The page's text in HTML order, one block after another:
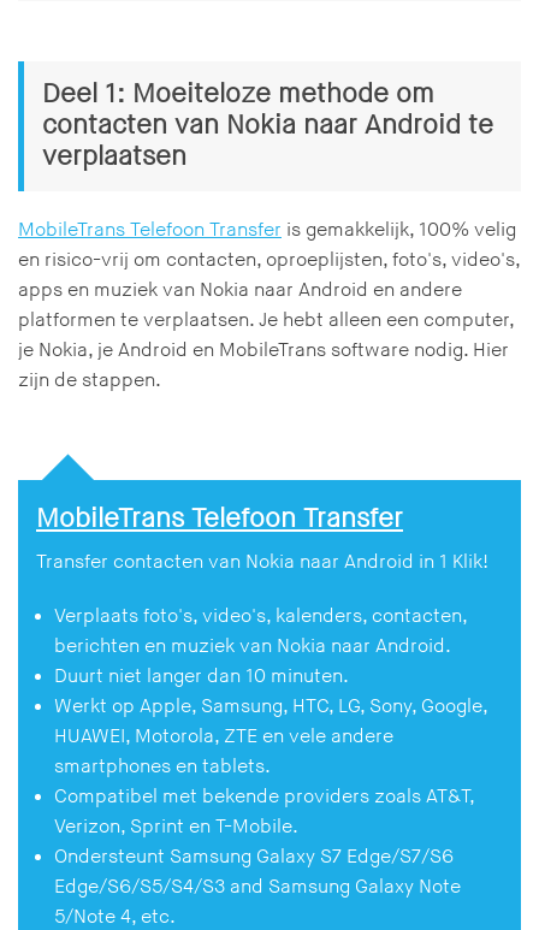
Deel 1: Moeiteloze methode om
contacten van Nokia naar Android te
verplaatsen
MobileTrans Telefoon Transfer is gemakkelijk, 100% velig
en risico-vrij om contacten, oproeplijsten, foto's, video's,
apps en muziek van Nokia naar Android en andere
platformen te verplaatsen. Je hebt alleen een computer,
je Nokia, je Android en MobileTrans software nodig. Hier
zijn de stappen.
MobileTrans Telefoon Transfer
Transfer contacten van Nokia naar Android in 1 Klik!
Verplaats foto's, video's, kalenders, contacten,
berichten en muziek van Nokia naar Android.
Duurt niet langer dan 10 minuten.
Werkt op Apple, Samsung, HTC, LG, Sony, Google,
HUAWEI, Motorola, ZTE en vele andere
smartphones en tablets.
Compatibel met bekende providers zoals AT&T,
Verizon, Sprint en T-Mobile.
Ondersteunt Samsung Galaxy S7 Edge/S7/S6
Edge/S6/S5/S4/S3 and Samsung Galaxy Note
5/Note 4, etc.